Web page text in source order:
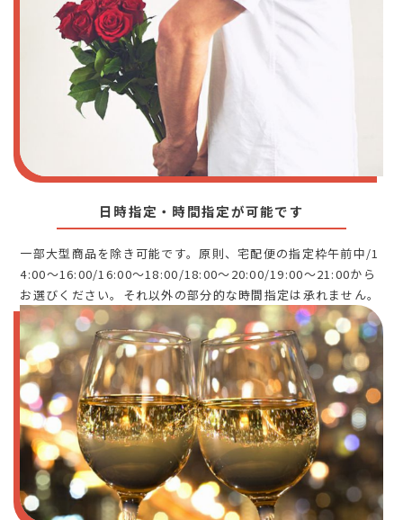
日時指定・時間指定が可能です
一部大型商品を除き可能です。原則、宅配便の指定枠午前中/1
4:00～16:00/16:00～18:00/18:00～20:00/19:00～21:00から
お選びください。それ以外の部分的な時間指定は承れません。